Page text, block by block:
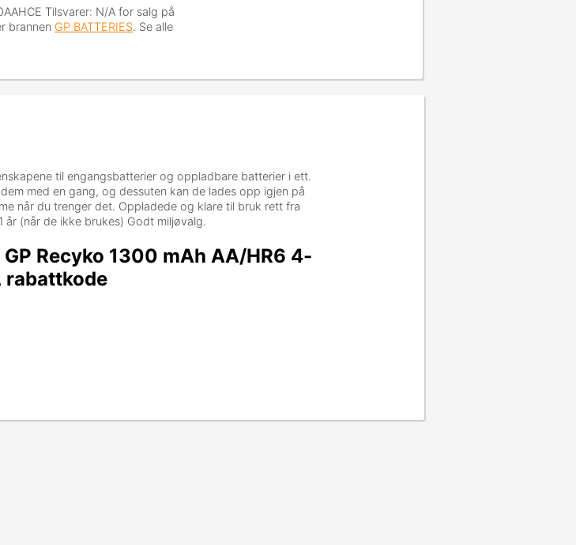
Tilsvarer: N/A for salg på
brannen GP BATTERIES. Se alle
til engangsbatterier og oppladbare batterier i ett.
med en gang, og dessuten kan de lades opp igjen på
når du trenger det. Oppladede og klare til bruk rett fra
(når de ikke brukes) Godt miljøvalg.
Recyko 1300 mAh AA/HR6 4-
rabattkode